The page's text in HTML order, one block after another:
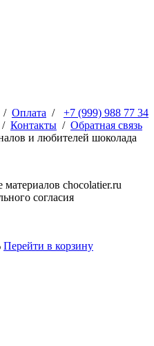
+7 (999) 988 77 34
/ Оплата /
/ Контакты / Обратная связь
и любителей шоколада
chocolatier.ru
согласия
Перейти в корзину